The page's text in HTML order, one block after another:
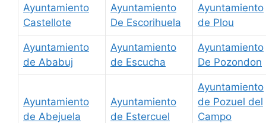
Ayuntamiento
Castellote
Ayuntamiento
De Escorihuela
Ayuntamiento
de Plou
Ayuntamiento
de Ababuj
Ayuntamiento
de Escucha
Ayuntamiento
De Pozondon
Ayuntamiento
de Abejuela
Ayuntamiento
de Estercuel
Ayuntamiento
de Pozuel del
Campo